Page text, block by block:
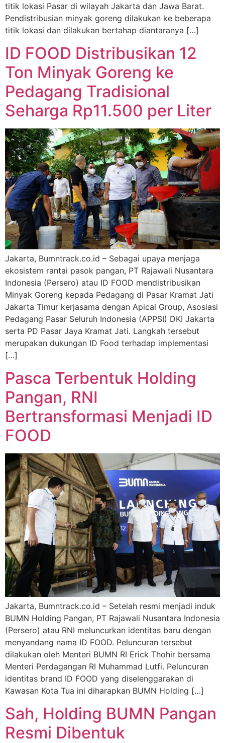
titik lokasi Pasar di wilayah Jakarta dan Jawa Barat.
Pendistribusian minyak goreng dilakukan ke beberapa
titik lokasi dan dilakukan bertahap diantaranya […]
ID FOOD Distribusikan 12
Ton Minyak Goreng ke
Pedagang Tradisional
Seharga Rp11.500 per Liter
Jakarta, Bumntrack.co.id – Sebagai upaya menjaga
ekosistem rantai pasok pangan, PT Rajawali Nusantara
Indonesia (Persero) atau ID FOOD mendistribusikan
Minyak Goreng kepada Pedagang di Pasar Kramat Jati
Jakarta Timur kerjasama dengan Apical Group, Asosiasi
Pedagang Pasar Seluruh Indonesia (APPSI) DKI Jakarta
serta PD Pasar Jaya Kramat Jati. Langkah tersebut
merupakan dukungan ID Food terhadap implementasi
[…]
Pasca Terbentuk Holding
Pangan, RNI
Bertransformasi Menjadi ID
FOOD
Jakarta, Bumntrack.co.id – Setelah resmi menjadi induk
BUMN Holding Pangan, PT Rajawali Nusantara Indonesia
(Persero) atau RNI meluncurkan identitas baru dengan
menyandang nama ID FOOD. Peluncuran tersebut
dilakukan oleh Menteri BUMN RI Erick Thohir bersama
Menteri Perdagangan RI Muhammad Lutfi. Peluncuran
identitas brand ID FOOD yang diselenggarakan di
Kawasan Kota Tua ini diharapkan BUMN Holding […]
Sah, Holding BUMN Pangan
Resmi Dibentuk